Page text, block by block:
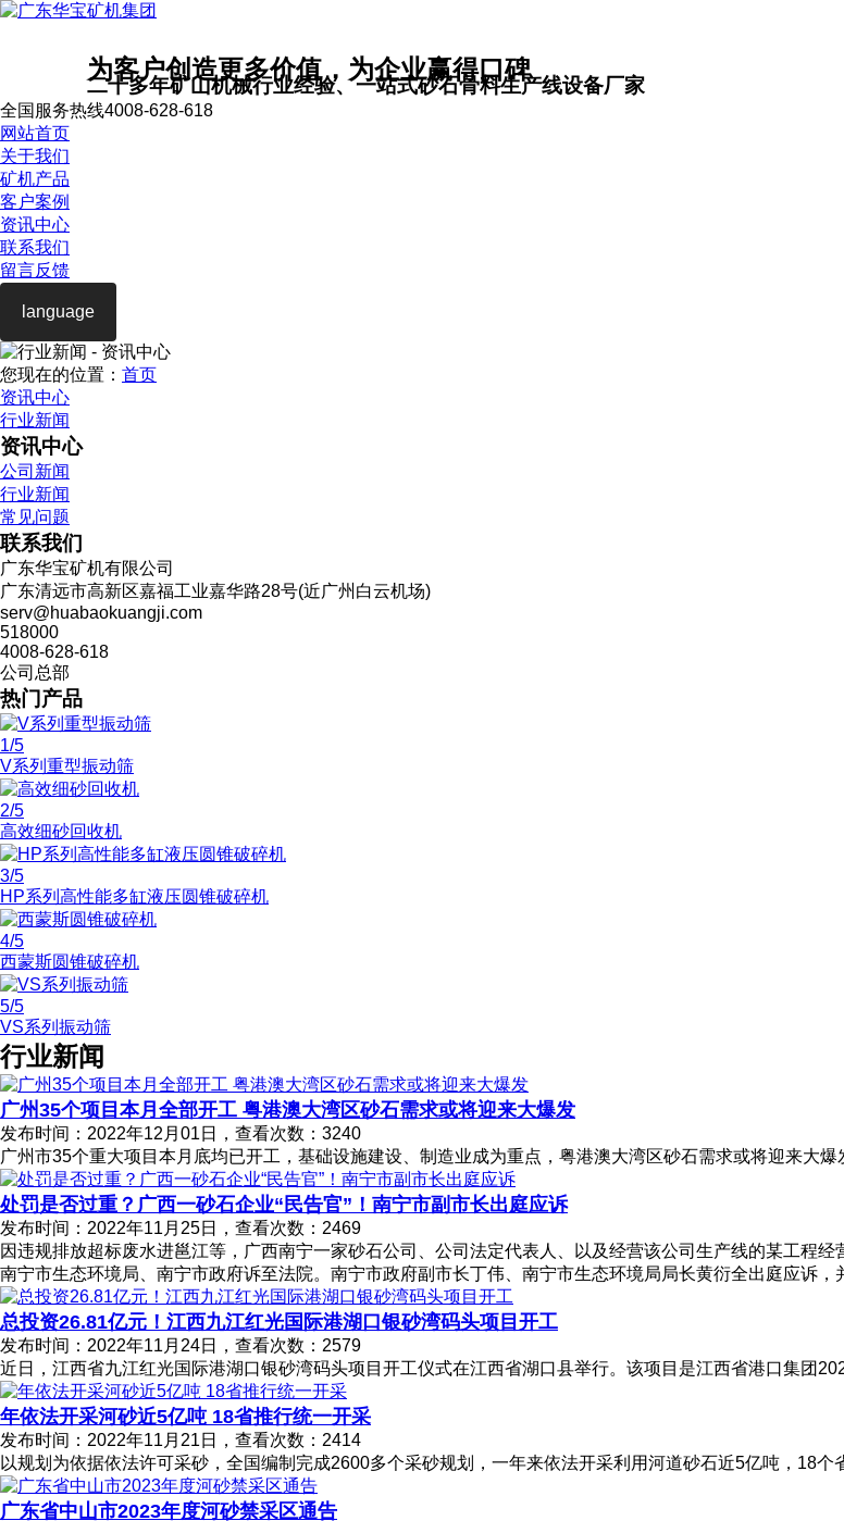
为客户创造更多价值，为企业赢得口碑
二十多年矿山机械行业经验、一站式砂石骨料生产线设备厂家
全国服务热线4008-628-618
网站首页
关于我们
矿机产品
客户案例
资讯中心
联系我们
留言反馈
language
您现在的位置： 首页
资讯中心
行业新闻
资讯中心
公司新闻
行业新闻
常见问题
联系我们
广东华宝矿机有限公司
广东清远市高新区嘉福工业嘉华路28号(近广州白云机场)
serv@huabaokuangji.com
518000
4008-628-618
公司总部
热门产品
1/5
V系列重型振动筛
2/5
高效细砂回收机
3/5
HP系列高性能多缸液压圆锥破碎机
4/5
西蒙斯圆锥破碎机
5/5
VS系列振动筛
行业新闻
广州35个项目本月全部开工 粤港澳大湾区砂石需求或将迎来大爆发
发布时间：2022年12月01日，查看次数：3240
广州市35个重大项目本月底均已开工，基础设施建设、制造业成为重点，粤港澳大湾区砂石需求或将迎来大爆
处罚是否过重？广西一砂石企业“民告官”！南宁市副市长出庭应诉
发布时间：2022年11月25日，查看次数：2469
因违规排放超标废水进邕江等，广西南宁一家砂石公司、公司法定代表人、以及经营该公司生产线的某工程
南宁市生态环境局、南宁市政府诉至法院。南宁市政府副市长丁伟、南宁市生态环境局局长黄衍全出庭应诉，
总投资26.81亿元！江西九江红光国际港湖口银砂湾码头项目开工
发布时间：2022年11月24日，查看次数：2579
近日，江西省九江红光国际港湖口银砂湾码头项目开工仪式在江西省湖口县举行。该项目是江西省港口集团
年依法开采河砂近5亿吨 18省推行统一开采
发布时间：2022年11月21日，查看次数：2414
以规划为依据依法许可采砂，全国编制完成2600多个采砂规划，一年来依法开采利用河道砂石近5亿吨，18个
广东省中山市2023年度河砂禁采区通告